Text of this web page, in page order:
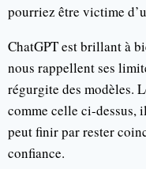
pourriez être victime
ChatGPT est brillant à
nous rappellent ses
régurgite des modèles.
comme celle ci-dessus,
peut finir par rester
confiance.